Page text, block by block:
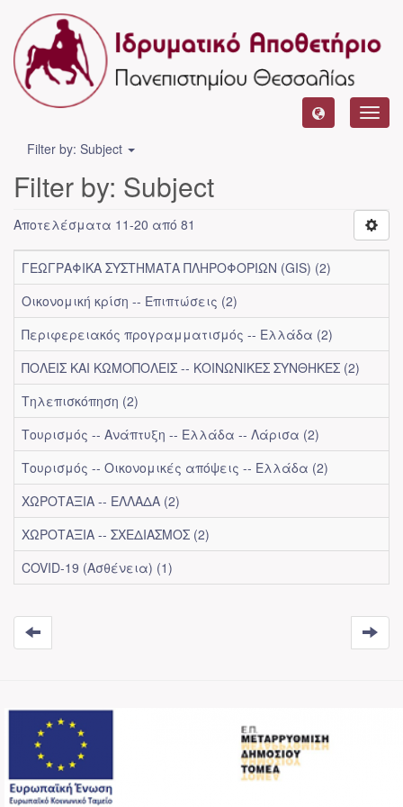
Filter by: Subject
Filter by: Subject
Αποτελέσματα 11-20 από 81
ΓΕΩΓΡΑΦΙΚΑ ΣΥΣΤΗΜΑΤΑ ΠΛΗΡΟΦΟΡΙΩΝ (GIS) (2)
Οικονομική κρίση -- Επιπτώσεις (2)
Περιφερειακός προγραμματισμός -- Ελλάδα (2)
ΠΟΛΕΙΣ ΚΑΙ ΚΩΜΟΠΟΛΕΙΣ -- ΚΟΙΝΩΝΙΚΕΣ ΣΥΝΘΗΚΕΣ (2)
Τηλεπισκόπηση (2)
Τουρισμός -- Ανάπτυξη -- Ελλάδα -- Λάρισα (2)
Τουρισμός -- Οικονομικές απόψεις -- Ελλάδα (2)
ΧΩΡΟΤΑΞΙΑ -- ΕΛΛΑΔΑ (2)
ΧΩΡΟΤΑΞΙΑ -- ΣΧΕΔΙΑΣΜΟΣ (2)
COVID-19 (Ασθένεια) (1)